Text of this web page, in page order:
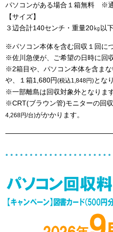
パソコンがある場合１箱無料 ※
【サイズ】
３辺合計140センチ・重量20㎏以
※パソコン本体を含む回収１回に
※佐川急便が、ご希望の日時に回
※2箱目や、パソコン本体を含まな
や、１箱1,680円(税込1,848円)とな
※一部離島は回収対象外となります
※CRT(ブラウン管)モニターの回
4,268円/台)がかかります。